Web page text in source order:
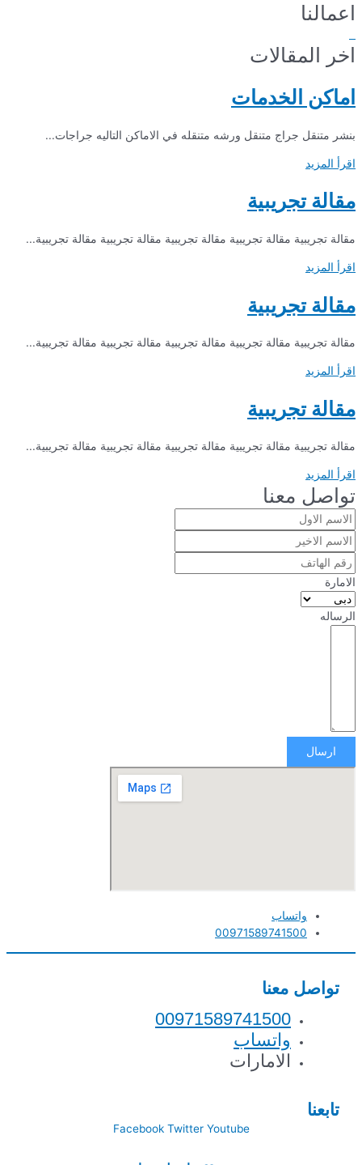
اعمالنا
اخر المقالات
اماكن الخدمات
بنشر متنقل جراج متنقل ورشه متنقله في الاماكن التاليه جراجات...
اقرأ المزيد
مقالة تجريبية
مقالة تجريبية مقالة تجريبية مقالة تجريبية مقالة تجريبية مقالة تجريبية...
اقرأ المزيد
مقالة تجريبية
مقالة تجريبية مقالة تجريبية مقالة تجريبية مقالة تجريبية مقالة تجريبية...
اقرأ المزيد
مقالة تجريبية
مقالة تجريبية مقالة تجريبية مقالة تجريبية مقالة تجريبية مقالة تجريبية...
اقرأ المزيد
تواصل معنا
الامارة
الرساله
ارسال
واتساب
00971589741500
تواصل معنا
00971589741500
واتساب
الامارات
تابعنا
Facebook Twitter Youtube